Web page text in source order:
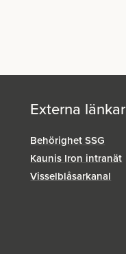
Externa länkar
Behörighet SSG
Kaunis Iron intranät
Visselblåsar­kanal